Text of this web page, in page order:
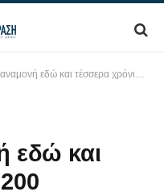
και τέσσερα χρόνια 200 οικογένειες για τις εννέα λαϊκές κατοικίες
εδώ και